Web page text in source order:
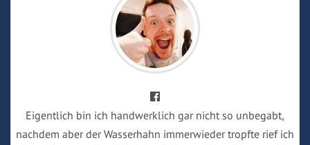
Eigentlich bin ich handwerklich gar nicht so unbegabt,
nachdem aber der Wasserhahn immerwieder tropfte rief ich